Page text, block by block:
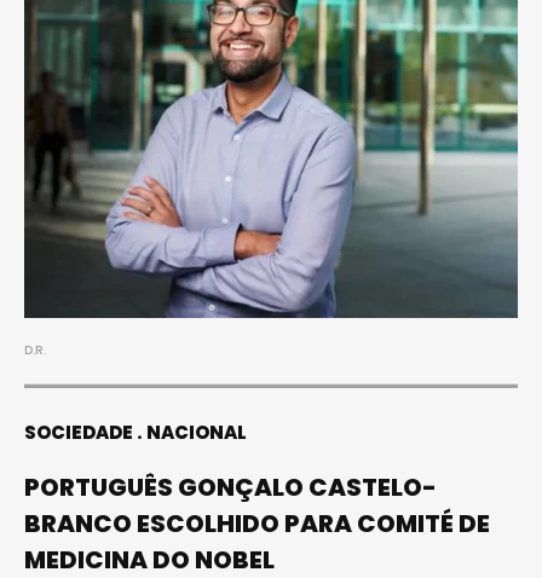
D.R.
SOCIEDADE NACIONAL
PORTUGUÊS GONÇALO CASTELO-
BRANCO ESCOLHIDO PARA COMITÉ DE
MEDICINA DO NOBEL